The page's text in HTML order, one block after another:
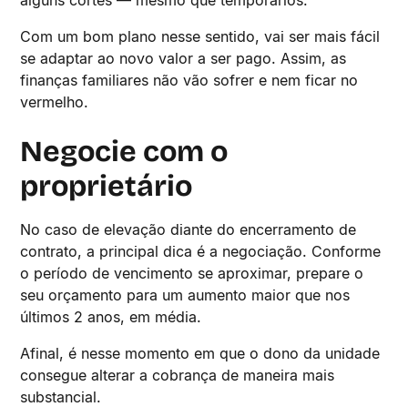
Com um bom plano nesse sentido, vai ser mais fácil
se adaptar ao novo valor a ser pago. Assim, as
finanças familiares não vão sofrer e nem ficar no
vermelho.
Negocie com o
proprietário
No caso de elevação diante do encerramento de
contrato, a principal dica é a negociação. Conforme
o período de vencimento se aproximar, prepare o
seu orçamento para um aumento maior que nos
últimos 2 anos, em média.
Afinal, é nesse momento em que o dono da unidade
consegue alterar a cobrança de maneira mais
substancial.